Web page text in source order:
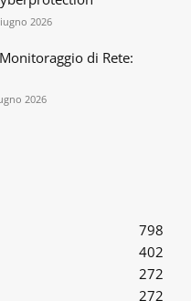
2026
di Rete:
2026
798
402
272
272